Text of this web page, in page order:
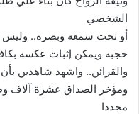
الشخصي
أو تحت سمعه وبصره.. وليس
حجبه ويمكن إثبات عكسه
ومؤخر الصداق عشرة آلاف
مجددا